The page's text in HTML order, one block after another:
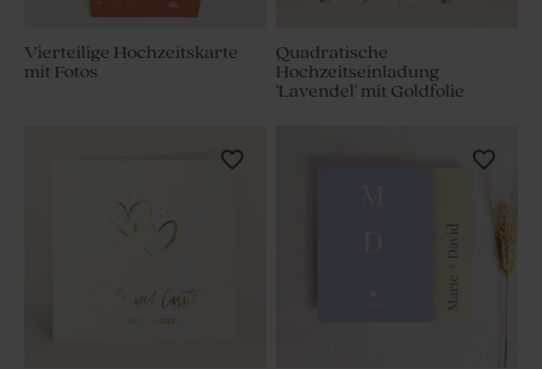
Vierteilige Hochzeitskarte
mit Fotos
Quadratische
Hochzeitseinladung
'Lavendel' mit Goldfolie